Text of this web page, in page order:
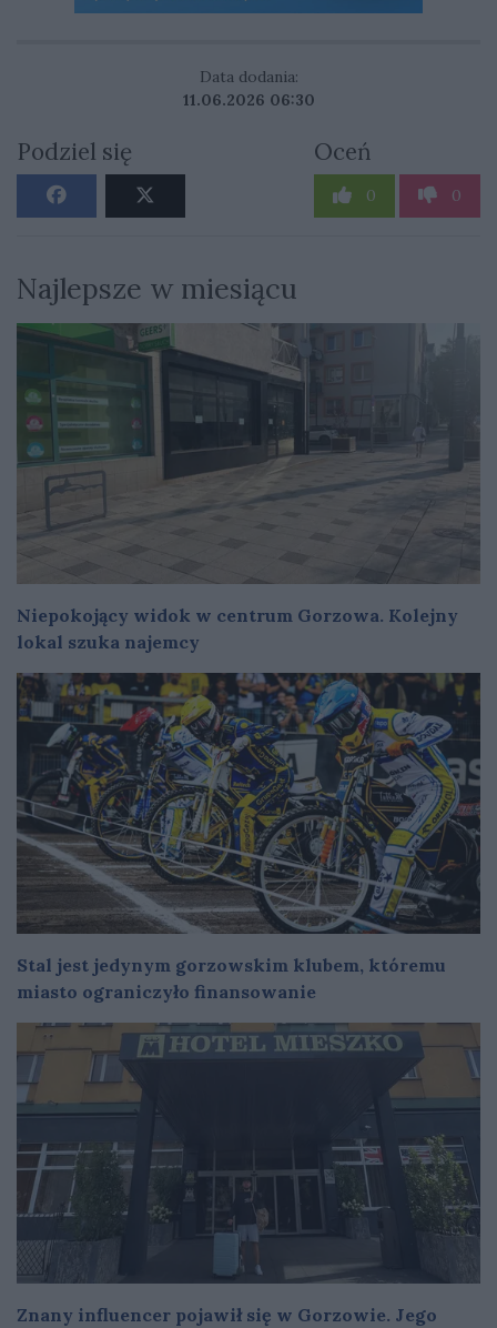
Data dodania:
11.06.2026 06:30
Podziel się Oceń
0 0
Najlepsze w miesiącu
Niepokojący widok w centrum Gorzowa. Kolejny
lokal szuka najemcy
Stal jest jedynym gorzowskim klubem, któremu
miasto ograniczyło finansowanie
Znany influencer pojawił się w Gorzowie. Jego